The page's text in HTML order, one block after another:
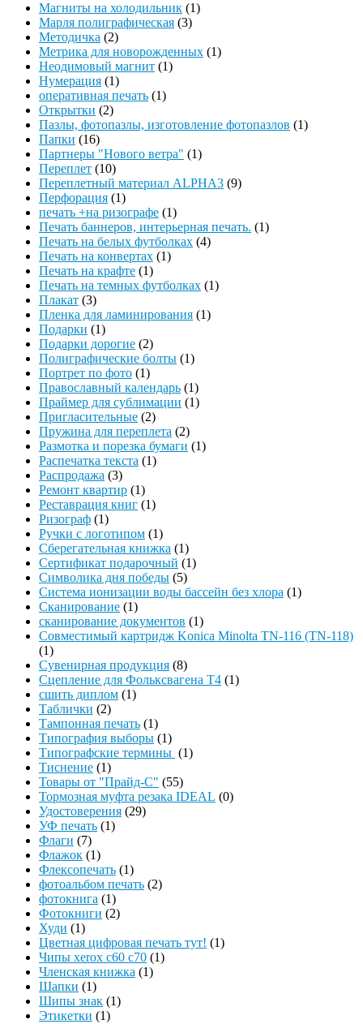
Магниты на холодильник (1)
Марля полиграфическая (3)
Методичка (2)
Метрика для новорожденных (1)
Неодимовый магнит (1)
Нумерация (1)
оперативная печать (1)
Открытки (2)
Пазлы, фотопазлы, изготовление фотопазлов (1)
Папки (16)
Партнеры "Нового ветра" (1)
Переплет (10)
Переплетный материал ALPHA3 (9)
Перфорация (1)
печать +на ризографе (1)
Печать баннеров, интерьерная печать. (1)
Печать на белых футболках (4)
Печать на конвертах (1)
Печать на крафте (1)
Печать на темных футболках (1)
Плакат (3)
Пленка для ламинирования (1)
Подарки (1)
Подарки дорогие (2)
Полиграфические болты (1)
Портрет по фото (1)
Православный календарь (1)
Праймер для сублимации (1)
Пригласительные (2)
Пружина для переплета (2)
Размотка и порезка бумаги (1)
Распечатка текста (1)
Распродажа (3)
Ремонт квартир (1)
Реставрация книг (1)
Ризограф (1)
Ручки с логотипом (1)
Сберегательная книжка (1)
Сертификат подарочный (1)
Символика дня победы (5)
Система ионизации воды бассейн без хлора (1)
Сканирование (1)
сканирование документов (1)
Совместимый картридж Konica Minolta TN-116 (TN-118)
(1)
Сувенирная продукция (8)
Сцепление для Фольксвагена Т4 (1)
сшить диплом (1)
Таблички (2)
Тампонная печать (1)
Типография выборы (1)
Типографские термины (1)
Тиснение (1)
Товары от "Прайд-С" (55)
Тормозная муфта резака IDEAL (0)
Удостоверения (29)
УФ печать (1)
Флаги (7)
Флажок (1)
Флексопечать (1)
фотоальбом печать (2)
фотокнига (1)
Фотокниги (2)
Худи (1)
Цветная цифровая печать тут! (1)
Чипы xerox c60 c70 (1)
Членская книжка (1)
Шапки (1)
Шипы знак (1)
Этикетки (1)